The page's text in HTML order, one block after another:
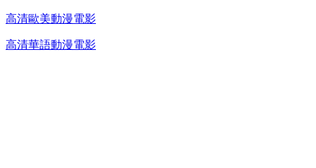
高清歐美動漫電影
高清華語動漫電影